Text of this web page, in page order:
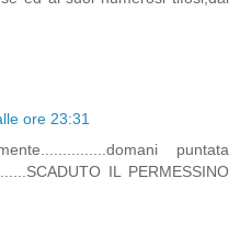
ore 23:31
puntata
IL PERMESSINO